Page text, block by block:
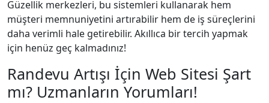
Güzellik merkezleri, bu sistemleri kullanarak hem
müşteri memnuniyetini artırabilir hem de iş süreçlerini
daha verimli hale getirebilir. Akıllıca bir tercih yapmak
için henüz geç kalmadınız!
Randevu Artışı İçin Web Sitesi Şart
mı? Uzmanların Yorumları!